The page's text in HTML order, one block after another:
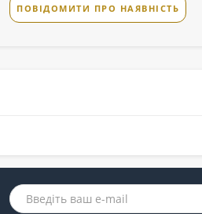
ПОВІДОМИТИ ПРО НАЯВНІСТЬ